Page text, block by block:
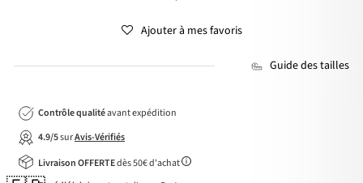
Ajouter à mes favoris
Guide des tailles
Contrôle qualitéavant expédition
4.9/5surAvis-Vérifiés
Livraison OFFERTEdès 50€ d'achat